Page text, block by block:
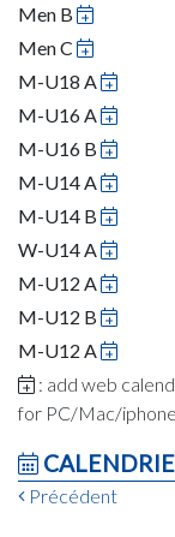
Men B
Men C
M-U18 A
M-U16 A
M-U16 B
M-U14 A
M-U14 B
W-U14 A
M-U12 A
M-U12 B
M-U12 A
: add web
for PC/Mac/
Précédent